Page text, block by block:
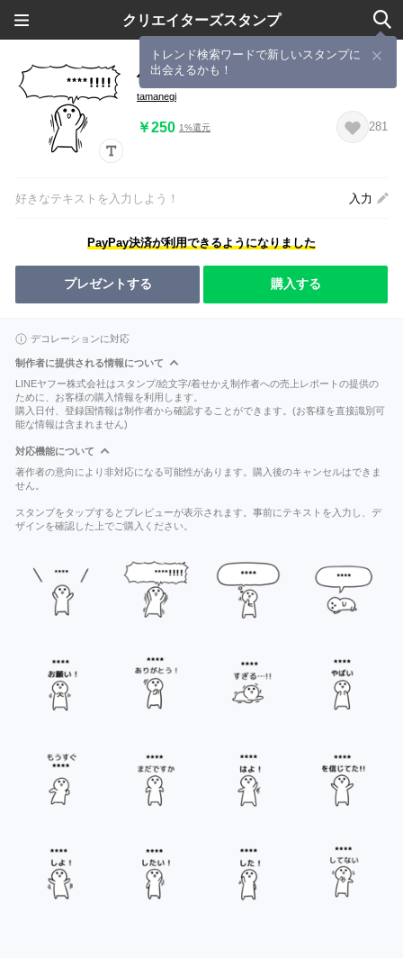
クリエイターズスタンプ
トレンド検索ワードで新しいスタンプに
出会えるかも！
何か言いたい小さいヤツ
tamanegi
￥250 1%還元 281
好きなテキストを入力しよう！ 入力
PayPay決済が利用できるようになりました
プレゼントする 購入する
デコレーションに対応
制作者に提供される情報について
LINEヤフー株式会社はスタンプ/絵文字/着せかえ制作者への売上レポートの提供の
ために、お客様の購入情報を利用します。
購入日付、登録国情報は制作者から確認することができます。(お客様を直接識別可
能な情報は含まれません)
対応機能について
著作者の意向により非対応になる可能性があります。購入後のキャンセルはできま
せん。
スタンプをタップするとプレビューが表示されます。事前にテキストを入力し、デ
ザインを確認した上でご購入ください。